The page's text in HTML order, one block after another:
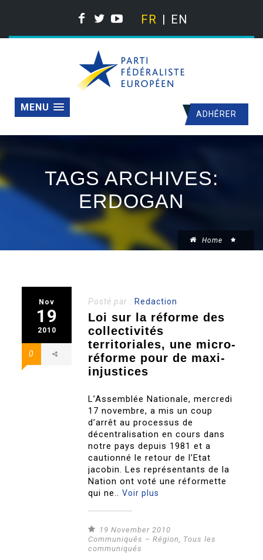
FR EN
ADHÉRER
MENU
TAGS ARCHIVES:
ERDOGAN
Home
Nov
19
2010
0
Posté par : Redaction
Loi sur la réforme des
collectivités
territoriales, une micro-
réforme pour de maxi-
injustices
L’Assemblée Nationale, mercredi
17 novembre, a mis un coup
d’arrêt au processus de
décentralisation en cours dans
notre pays depuis 1981 et a
cautionné le retour de l’Etat
jacobin. Les représentants de la
Nation ont voté une réformette
qui ne..Voir plus
19 November 2010
Communiqués – Région, Tous les
communiqués